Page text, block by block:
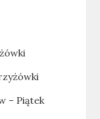
– Piątek